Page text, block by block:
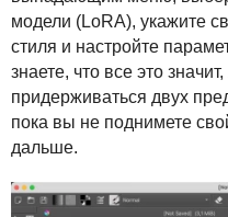
модели (LoRA), укажите
стиля и настройте
знаете, что все это
придерживаться двух
пока вы не поднимете
дальше.